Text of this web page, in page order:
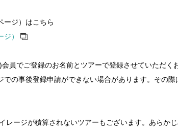
ージ）はこちら
）
員でご登録のお名前とツアーで登録させていただ
での事後登録申請ができない場合があります。その
ージが積算されないツアーもございます。あらかじ